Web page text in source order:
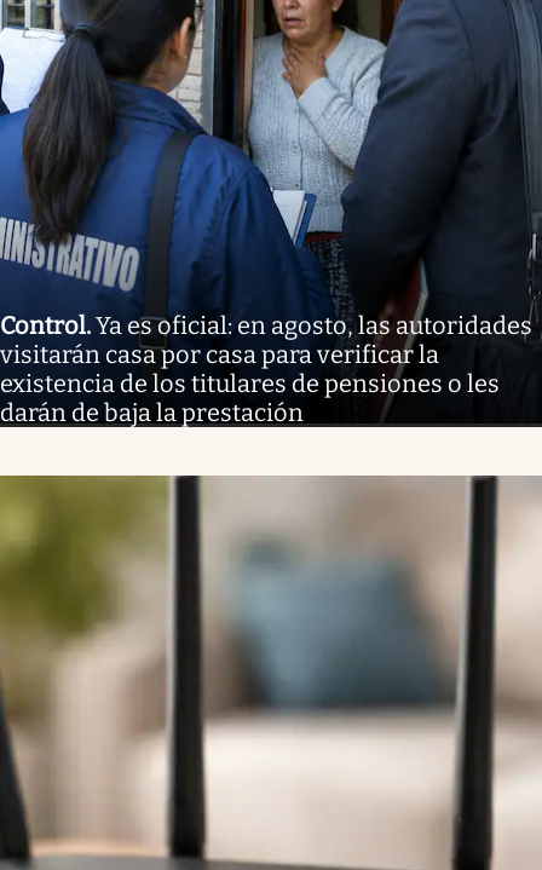
Control.Ya es oficial: en agosto, las autoridades
visitarán casa por casa para verificar la
existencia de los titulares de pensiones o les
darán de baja la prestación